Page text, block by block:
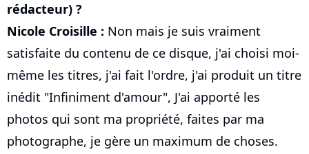
rédacteur) ?
Nicole Croisille : Non mais je suis vraiment
satisfaite du contenu de ce disque, j'ai choisi moi-
même les titres, j'ai fait l'ordre, j'ai produit un titre
inédit "Infiniment d'amour", J'ai apporté les
photos qui sont ma propriété, faites par ma
photographe, je gère un maximum de choses.